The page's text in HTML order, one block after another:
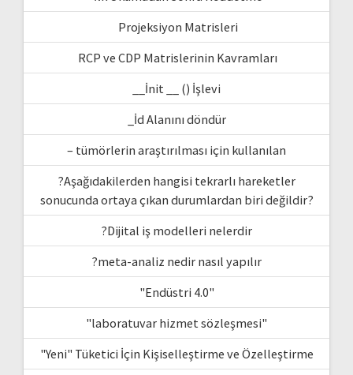
Projeksiyon Matrisleri
RCP ve CDP Matrislerinin Kavramları
__İnit __ () İşlevi
_İd Alanını döndür
– tümörlerin araştırılması için kullanılan
?Aşağıdakilerden hangisi tekrarlı hareketler
sonucunda ortaya çıkan durumlardan biri değildir?
?Dijital iş modelleri nelerdir
?meta-analiz nedir nasıl yapılır
"Endüstri 4.0"
"laboratuvar hizmet sözleşmesi"
"Yeni" Tüketici İçin Kişiselleştirme ve Özelleştirme